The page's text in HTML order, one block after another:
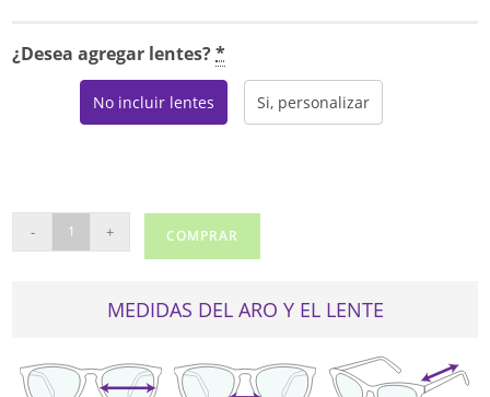
¿Desea agregar lentes?*
No incluir lentes Si, personalizar
WEST
- + COMPRAR
MEDIDAS DEL ARO Y EL LENTE